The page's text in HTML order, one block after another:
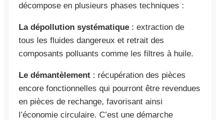
décompose en plusieurs phases techniques :
La dépollution systématique : extraction de
tous les fluides dangereux et retrait des
composants polluants comme les filtres à huile.
Le démantèlement : récupération des pièces
encore fonctionnelles qui pourront être revendues
en pièces de rechange, favorisant ainsi
l’économie circulaire. C’est une démarche